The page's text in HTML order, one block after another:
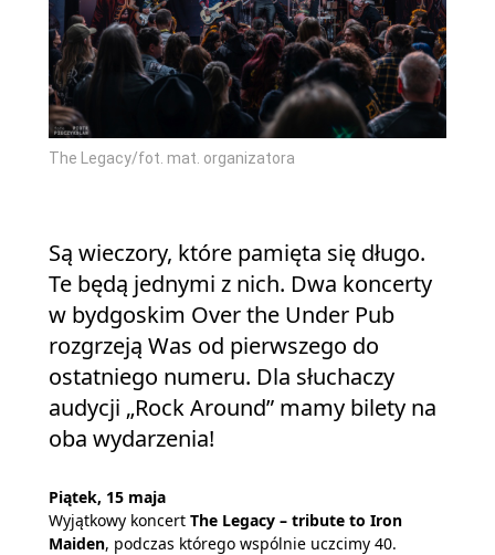
The Legacy/fot. mat. organizatora
Są wieczory, które pamięta się długo.
Te będą jednymi z nich. Dwa koncerty
w bydgoskim Over the Under Pub
rozgrzeją Was od pierwszego do
ostatniego numeru. Dla słuchaczy
audycji „Rock Around” mamy bilety na
oba wydarzenia!
Piątek, 15 maja
Wyjątkowy koncert The Legacy – tribute to Iron
Maiden, podczas którego wspólnie uczcimy 40.